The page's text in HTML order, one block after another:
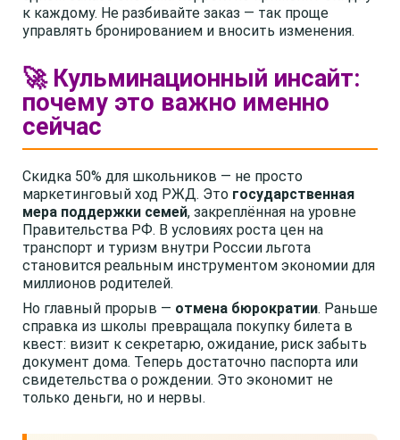
к каждому. Не разбивайте заказ — так проще
управлять бронированием и вносить изменения.
🚀 Кульминационный инсайт:
почему это важно именно
сейчас
Скидка 50% для школьников — не просто
маркетинговый ход РЖД. Это государственная
мера поддержки семей, закреплённая на уровне
Правительства РФ. В условиях роста цен на
транспорт и туризм внутри России льгота
становится реальным инструментом экономии для
миллионов родителей.
Но главный прорыв — отмена бюрократии. Раньше
справка из школы превращала покупку билета в
квест: визит к секретарю, ожидание, риск забыть
документ дома. Теперь достаточно паспорта или
свидетельства о рождении. Это экономит не
только деньги, но и нервы.